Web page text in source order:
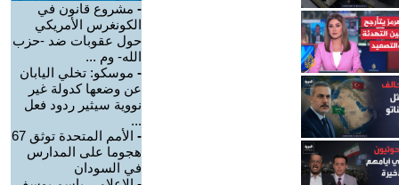
- مشروع قانون في
الكونغرس الأمريكي
حول عقوبات ضد -حزب
الله- وم ...
- موسكو: تخلي اليابان
عن وضعها كدولة غير
نووية سيثير ردود فعل
...
-
الأمم المتحدة توثق 67
هجوما على المدارس
في السودان